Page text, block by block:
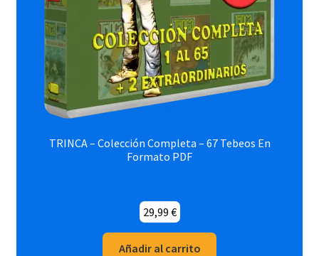
TRINCA – Colección Completa – 67 Tebeos En
Formato PDF
29,99 €
Añadir al carrito